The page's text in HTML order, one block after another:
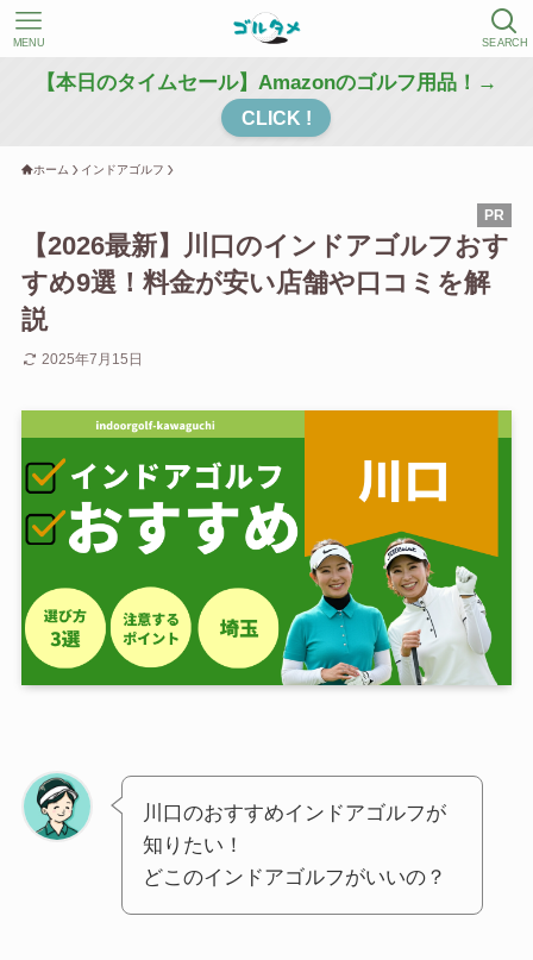
SEARCH
MENU
【本日のタイムセール】Amazonのゴルフ用品！→
CLICK !
ホーム インドアゴルフ
【2026最新】川口のインドアゴルフおす
すめ9選！料金が安い店舗や口コミを解
説
2025年7月15日
川口のおすすめインドアゴルフが
知りたい！
どこのインドアゴルフがいいの？